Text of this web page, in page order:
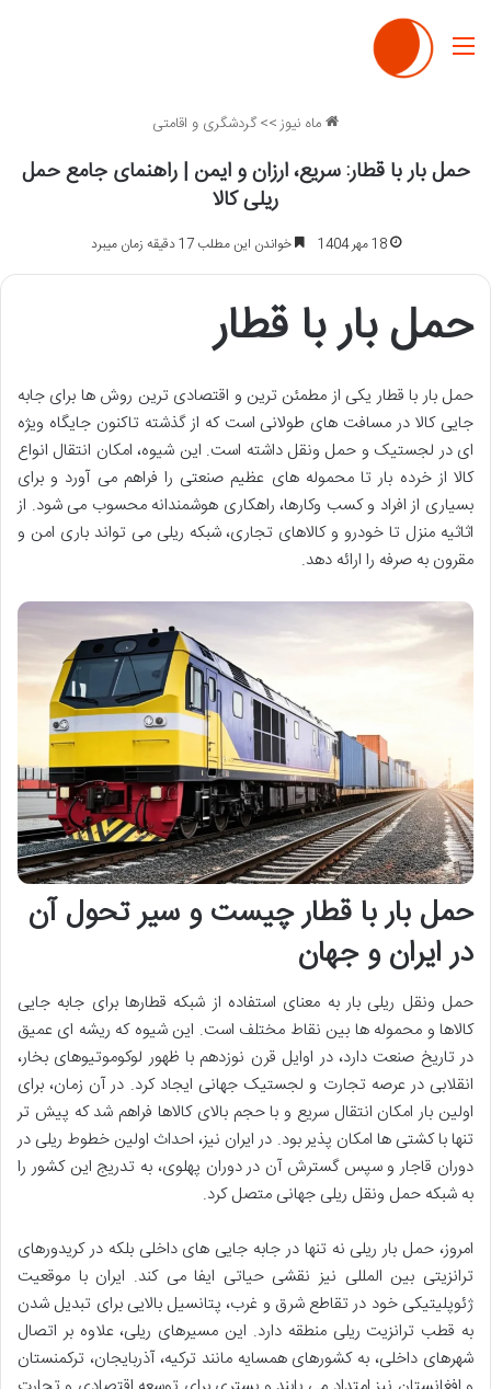
منو
ماه نیوز>>گردشگری و اقامتی
حمل بار با قطار: سریع، ارزان و ایمن | راهنمای جامع حمل
ریلی کالا
18 مهر 1404 خواندن این مطلب 17 دقیقه زمان میبرد
حمل بار با قطار
حمل بار با قطار یکی از مطمئن ترین و اقتصادی ترین روش ها برای جابه
جایی کالا در مسافت های طولانی است که از گذشته تاکنون جایگاه ویژه
ای در لجستیک و حمل ونقل داشته است. این شیوه، امکان انتقال انواع
کالا از خرده بار تا محموله های عظیم صنعتی را فراهم می آورد و برای
بسیاری از افراد و کسب وکارها، راهکاری هوشمندانه محسوب می شود. از
اثاثیه منزل تا خودرو و کالاهای تجاری، شبکه ریلی می تواند باری امن و
مقرون به صرفه را ارائه دهد.
حمل بار با قطار چیست و سیر تحول آن
در ایران و جهان
حمل ونقل ریلی بار به معنای استفاده از شبکه قطارها برای جابه جایی
کالاها و محموله ها بین نقاط مختلف است. این شیوه که ریشه ای عمیق
در تاریخ صنعت دارد، در اوایل قرن نوزدهم با ظهور لوکوموتیوهای بخار،
انقلابی در عرصه تجارت و لجستیک جهانی ایجاد کرد. در آن زمان، برای
اولین بار امکان انتقال سریع و با حجم بالای کالاها فراهم شد که پیش تر
تنها با کشتی ها امکان پذیر بود. در ایران نیز، احداث اولین خطوط ریلی در
دوران قاجار و سپس گسترش آن در دوران پهلوی، به تدریج این کشور را
به شبکه حمل ونقل ریلی جهانی متصل کرد.
امروز، حمل بار ریلی نه تنها در جابه جایی های داخلی بلکه در کریدورهای
ترانزیتی بین المللی نیز نقشی حیاتی ایفا می کند. ایران با موقعیت
ژئوپلیتیکی خود در تقاطع شرق و غرب، پتانسیل بالایی برای تبدیل شدن
به قطب ترانزیت ریلی منطقه دارد. این مسیرهای ریلی، علاوه بر اتصال
شهرهای داخلی، به کشورهای همسایه مانند ترکیه، آذربایجان، ترکمنستان